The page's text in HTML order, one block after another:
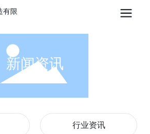
新闻资讯
行业资讯